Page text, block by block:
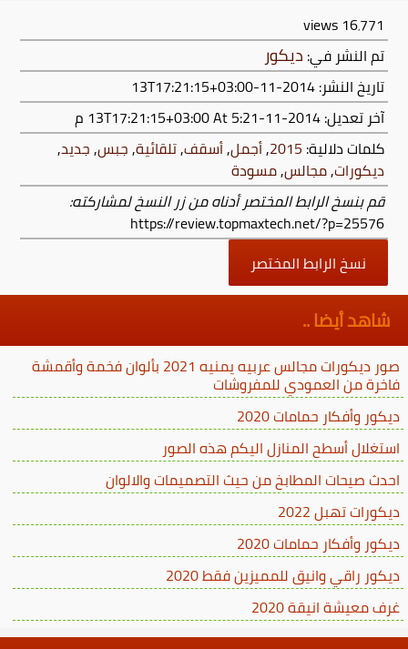
16٬771 views
تم النشر في: ديكور
تاريخ النشر: 2014-11-13T17:21:15+03:00
آخر تعديل:2014-11-13T17:21:15+03:00
At 5:21 م
كلمات دلالية: 2015
,أجمل,أسقف,تلقائية,جبس,جديد,
ديكورات,مجالس,مسودة
قم بنسخ الرابط المختصر أدناه من زر النسخ لمشاركته:
https://review.topmaxtech.net/?p=25576
نسخ الرابط المختصر
شاهد أيضا ..
صور ديكورات مجالس عربيه يمنيه 2021 بألوان فخمة وأقمشة
فاخرة من العمودي للمفروشات
ديكور وأفكار حمامات 2020
استغلال أسطح المنازل اليكم هذه الصور
احدث صيحات المطابخ من حيث التصميمات والالوان
ديكورات تهبل 2022
ديكور وأفكار حمامات 2020
ديكور راقي وانيق للمميزين فقط 2020
غرف معيشة انيقة 2020